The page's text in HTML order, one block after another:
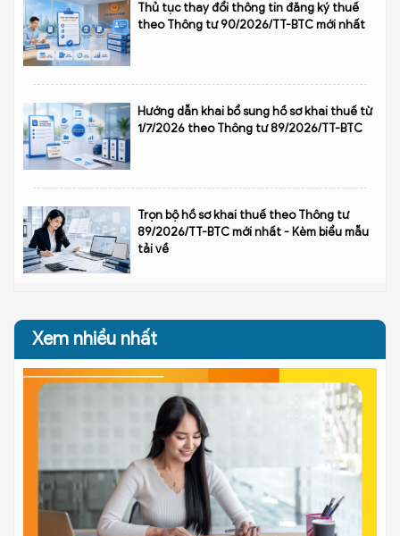
Thủ tục thay đổi thông tin đăng ký thuế
theo Thông tư 90/2026/TT-BTC mới nhất
Hướng dẫn khai bổ sung hồ sơ khai thuế từ
1/7/2026 theo Thông tư 89/2026/TT-BTC
Trọn bộ hồ sơ khai thuế theo Thông tư
89/2026/TT-BTC mới nhất - Kèm biểu mẫu
tải về
Xem nhiều nhất